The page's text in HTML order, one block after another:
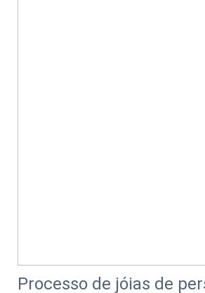
Processo de jóias de